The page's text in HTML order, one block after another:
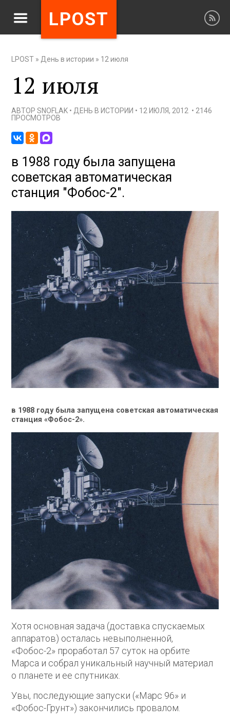
LPOST
LPOST » День в истории » 12 июля
12 июля
АВТОРSNOFLAK • ДЕНЬ В ИСТОРИИ • 12 ИЮЛЯ, 2012 • 2146
ПРОСМОТРОВ
в 1988 году была запущена
советская автоматическая
станция "Фобос-2".
в 1988 году была запущена советская автоматическая
станция «Фобос-2».
Хотя основная задача (доставка спускаемых
аппаратов) осталась невыполненной,
«Фобос-2» проработал 57 суток на орбите
Марса и собрал уникальный научный материал
о планете и ее спутниках.
Увы, последующие запуски («Марс 96» и
«Фобос-Грунт») закончились провалом.